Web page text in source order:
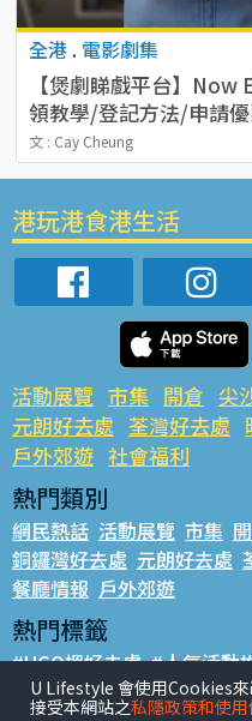
全港 . 電影劇集
【煲劇睇戲平台】Now
領教學/登記方法/申請
文 : Cay Cheung
港玩港食港生活
活動展覽 市集 開倉 尖
元朗好去處 荃灣好去處
戶外郊遊 社會福利
熱門類別
網民熱話 活動展覽 市集
銅鑼灣好去處 元朗好去處
餐廳情報 戶外郊遊
熱門標籤
#UGO搵好去處 #人氣活動
#親子玩樂好去處
U Lifestyle 會使用Cookies
接受本網站之私隱政策和使